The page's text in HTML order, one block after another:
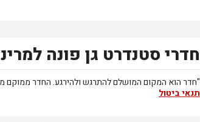
חדרי סטנדרט גן פונה
"חדר הוא המקום המושלם להתרגש ולהירגע. החדר ממוקם
תנאי ביטול